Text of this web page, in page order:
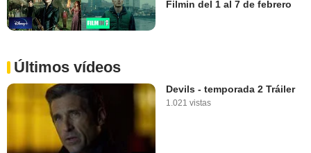
Filmin del 1 al 7 de febrero
Últimos vídeos
Devils - temporada 2 Tráiler
1.021 vistas